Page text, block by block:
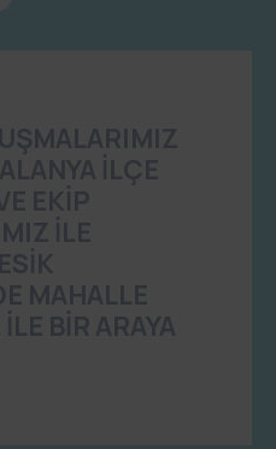
İLÇE
EKİP
İLE
MAHALLE
BİR ARAYA